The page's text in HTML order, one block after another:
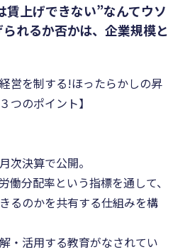
賃上げできない”なんてウソ
れるか否かは、企業規模と
営を制する!ほったらかしの昇
つのポイント】
次決算で公開。
働分配率という指標を通して、
るのかを共有する仕組みを構
・活用する教育がなされてい